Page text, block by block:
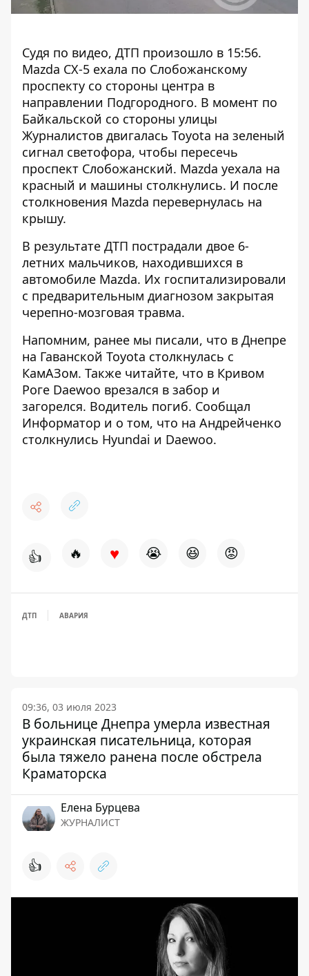
Судя по видео, ДТП произошло в 15:56.
Mazda CX-5 ехала по Слобожанскому
проспекту со стороны центра в
направлении Подгородного. В момент по
Байкальской со стороны улицы
Журналистов двигалась Toyota на зеленый
сигнал светофора, чтобы пересечь
проспект Слобожанский. Mazda уехала на
красный и машины столкнулись. И после
столкновения Mazda перевернулась на
крышу.
В результате ДТП пострадали двое 6-
летних мальчиков, находившихся в
автомобиле Mazda. Их госпитализировали
с предварительным диагнозом закрытая
черепно-мозговая травма.
Напомним, ранее мы писали, что в Днепре
на Гаванской Toyota столкнулась с
КамАЗом. Также читайте, что в Кривом
Роге Daewoo врезался в забор и
загорелся. Водитель погиб. Сообщал
Информатор и о том, что на Андрейченко
столкнулись Hyundai и Daewoo.
👍 🔥 ♥ 😭 😆 😡
ДТП АВАРИЯ
09:36, 03 июля 2023
В больнице Днепра умерла известная
украинская писательница, которая
была тяжело ранена после обстрела
Краматорска
Елена Бурцева
ЖУРНАЛИСТ
👍